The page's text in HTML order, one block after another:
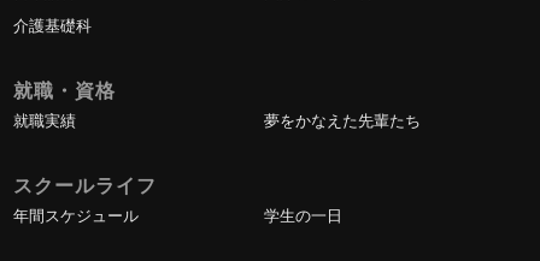
介護基礎科
就職・資格
就職実績 夢をかなえた先輩たち
スクールライフ
年間スケジュール 学生の一日